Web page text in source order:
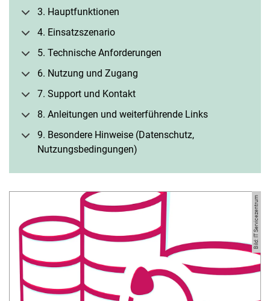
3. Hauptfunktionen
4. Einsatzszenario
5. Technische Anforderungen
6. Nutzung und Zugang
7. Support und Kontakt
8. Anleitungen und weiterführende Links
9. Besondere Hinweise (Datenschutz,
Nutzungsbedingungen)
Bild: IT Servicezentrum